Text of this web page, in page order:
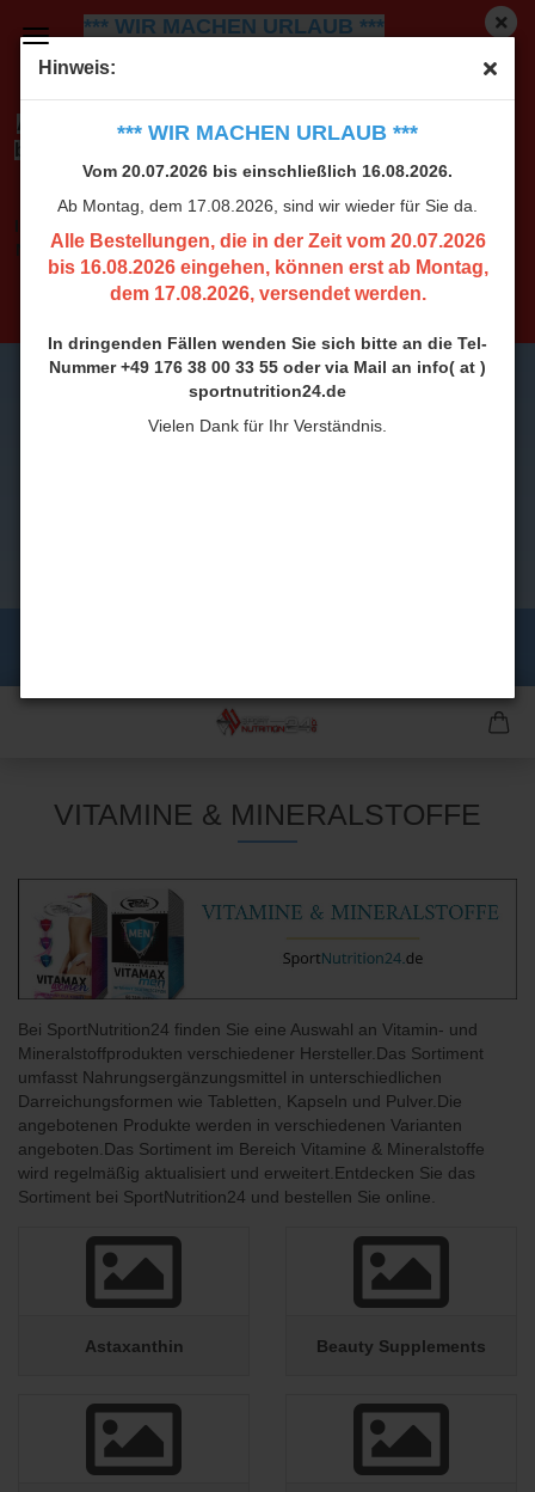
Hinweis:
*** WIR MACHEN URLAUB ***
Vom 20.07.2026 bis einschließlich 16.08.2026.
Ab Montag, dem 17.08.2026, sind wir wieder für Sie da.
Alle Bestellungen, die in der Zeit vom 20.07.2026
bis 16.08.2026 eingehen, können erst ab Montag,
dem 17.08.2026, versendet werden.
In dringenden Fällen wenden Sie sich bitte an die Tel-
Nummer +49 176 38 00 33 55 oder via Mail an info( at )
sportnutrition24.de
Vielen Dank für Ihr Verständnis.
*** WIR MACHEN URLAUB ***
Vom 20.07.2026 bis einschließlich 16.08.2026.
Alle Bestellungen, die in der Zeit vom 20.07.2026
dem 17.08.2026, versendet werden.
In dringenden Fällen wenden Sie sich bitte an die Tel-
Nummer +49 176 38 00 33 55 oder via Mail an info( at )
sportnutrition24.de
Vielen Dank für Ihr Verständnis.
VITAMINE & MINERALSTOFFE
Bei SportNutrition24 finden Sie eine Auswahl an Vitamin- und
Mineralstoffprodukten verschiedener Hersteller.Das Sortiment
umfasst Nahrungsergänzungsmittel in unterschiedlichen
Darreichungsformen wie Tabletten, Kapseln und Pulver.Die
angebotenen Produkte werden in verschiedenen Varianten
angeboten.Das Sortiment im Bereich Vitamine & Mineralstoffe
wird regelmäßig aktualisiert und erweitert.Entdecken Sie das
Sortiment bei SportNutrition24 und bestellen Sie online.
Astaxanthin Beauty Supplements